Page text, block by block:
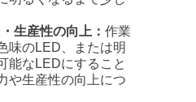
生産性の向上： 作業
味のLED、または明
能なLEDにすること
や生産性の向上につ